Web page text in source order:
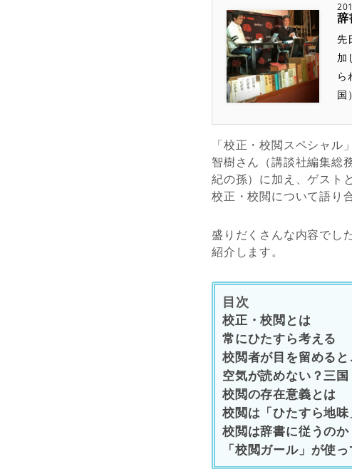
辞
先
加
ら
国
「校正・校閲スペシャ
智樹さん（講談社編集総
紀の孫）に加え、ゲスト
校正・校閲について語り
盛りだくさんな内容でし
紹介します。
目次
校正・校閲とは
常にひたすら考える
校閲者が目を留めると
空気が読めない？三国
校閲の存在意義とは
校閲は「ひたすら地味
校閲は辞書に従うのか
「校閲ガール」が使